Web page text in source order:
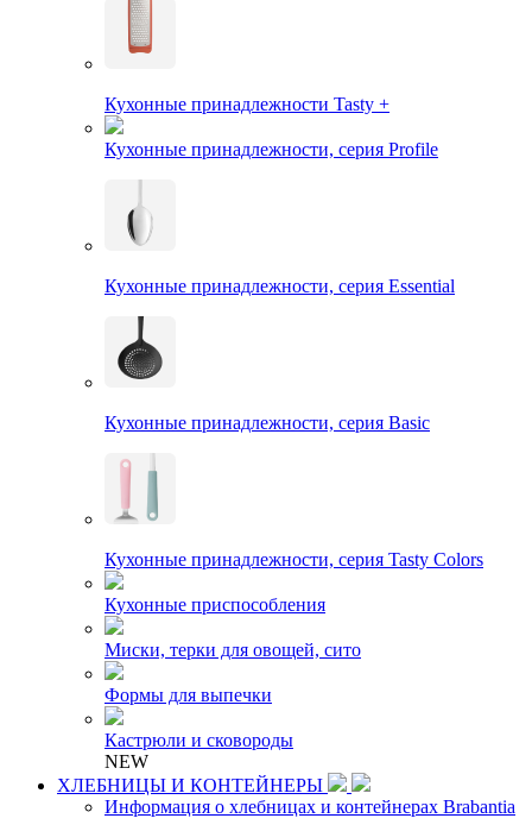
Кухонные принадлежности Tasty +
Кухонные принадлежности, серия Profile
Кухонные принадлежности, серия Essential
Кухонные принадлежности, серия Basic
Кухонные принадлежности, серия Tasty Colors
Кухонные приспособления
Миски, терки для овощей, сито
Формы для выпечки
Кастрюли и сковороды
NEW
ХЛЕБНИЦЫ И КОНТЕЙНЕРЫ
Информация о хлебницах и контейнерах Brabantia